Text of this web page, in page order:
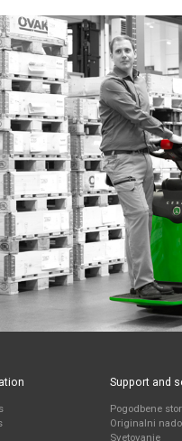
Support and
Pogodbene
Originalni
Svetovanje